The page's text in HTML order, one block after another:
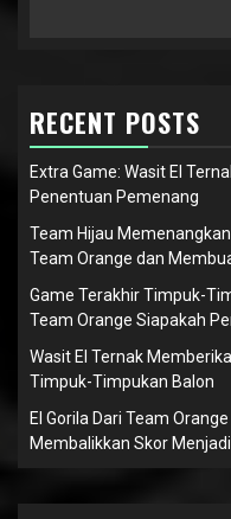
RECENT POSTS
Extra Game: Wasit El
Penentuan Pemenang
Team Hijau
Team Orange dan
Game Terakhir Timpuk-
Team Orange Siapakah
Wasit El Ternak
Timpuk-Timpukan Balon
El Gorila Dari Team
Membalikkan Skor Menjadi